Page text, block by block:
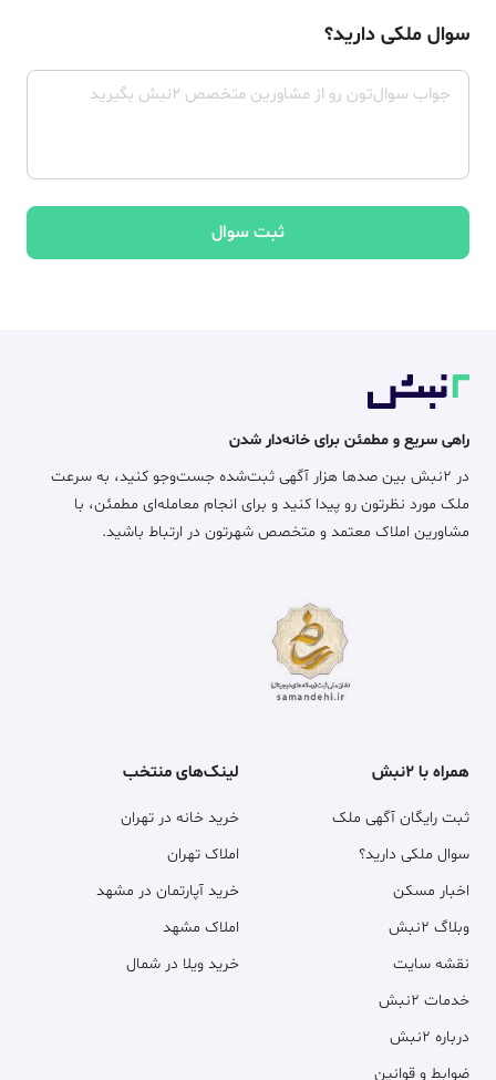
سوال ملکی دارید؟
ثبت سوال
راهی سریع و مطمئن برای خانه‌دار شدن
در ۲نبش بین صدها هزار آگهی ثبت‌شده جست‌وجو کنید، به سرعت
ملک مورد نظرتون رو پیدا کنید و برای انجام معامله‌ای مطمئن، با
مشاورین املاک معتمد و متخصص شهرتون در ارتباط باشید.
همراه با ۲نبش
ثبت رایگان آگهی ملک
سوال ملکی دارید؟
اخبار مسکن
وبلاگ ۲نبش
نقشه سایت
خدمات ۲نبش
درباره ۲نبش
ضوابط و قوانین
لینک‌های منتخب
خرید خانه در تهران
املاک تهران
خرید آپارتمان در مشهد
املاک مشهد
خرید ویلا در شمال